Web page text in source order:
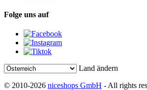
Folge uns auf
Land ändern
© 2010-2026 niceshops GmbH - All rights